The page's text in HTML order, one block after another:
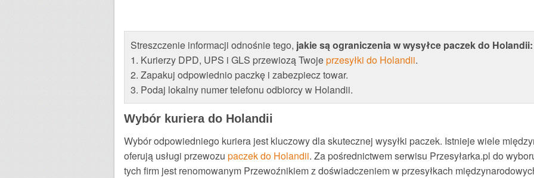
Streszczenie informacji odnośnie tego, jakie są ograniczenia w wysyłce paczek do Holandii:
1. Kurierzy DPD, UPS i GLS przewiozą Twojeprzesyłki do Holandii.
2. Zapakuj odpowiednio paczkę i zabezpiecz towar.
3. Podaj lokalny numer telefonu odbiorcy w Holandii.
Wybór kuriera do Holandii
Wybór odpowiedniego kuriera jest kluczowy dla skutecznej wysyłki paczek. Istnieje wiele
oferują usługi przewozu paczek do Holandii. Za pośrednictwem serwisu Przesyłarka.pl do
tych firm jest renomowanym Przewoźnikiem z doświadczeniem w przesyłkach